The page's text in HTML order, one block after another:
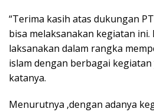
“Terima kasih atas dukungan
bisa melaksanakan kegiatan
laksanakan dalam rangka
islam dengan berbagai kegiatan
katanya.
Menurutnya ,dengan adanya